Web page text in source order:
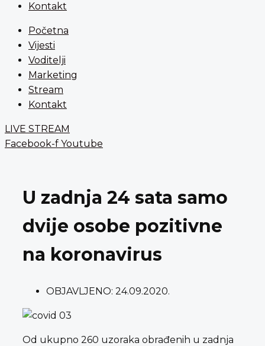
Kontakt
Početna
Vijesti
Voditelji
Marketing
Stream
Kontakt
LIVE STREAM
Facebook-f Youtube
U zadnja 24 sata samo
dvije osobe pozitivne
na koronavirus
OBJAVLJENO: 24.09.2020.
Od ukupno 260 uzoraka obrađenih u zadnja